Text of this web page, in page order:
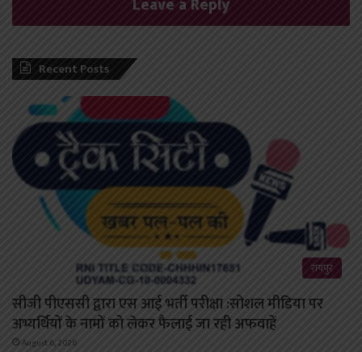
Leave a Reply
Recent Posts
रायपुर
सीजी पीएससी द्वारा एस आई भर्ती परीक्षा :सोशल मीडिया पर
अभ्यर्थियों के नामों को लेकर फैलाई जा रही अफवाहें
August 6, 2026